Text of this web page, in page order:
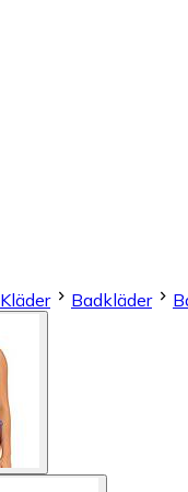
Kläder Badkläder